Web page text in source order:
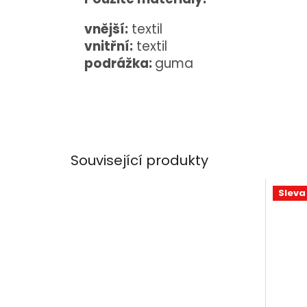
Související produkty
Sleva
vnější: textil
vnitřní: textil
podrážka:guma